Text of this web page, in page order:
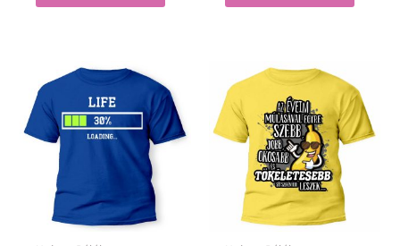
a
variációja
van.
A
termékoldalon
választhatók
a
van.
A